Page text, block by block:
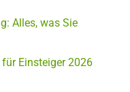
Alles, was Sie
Einsteiger 2026